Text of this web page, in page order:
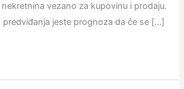
vezano za kupovinu i prodaju.
predviđanja jeste prognoza da će se […]